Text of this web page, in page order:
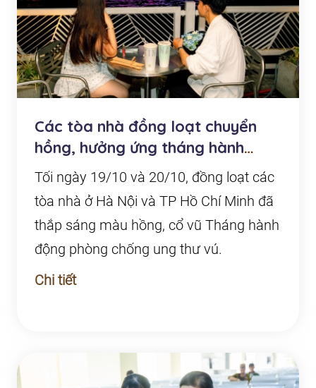
Các tòa nhà đồng loạt chuyển
hồng, hưởng ứng tháng hành
động phòng chống un...
Tối ngày 19/10 và 20/10, đồng loạt các
tòa nhà ở Hà Nội và TP Hồ Chí Minh đã
thắp sáng màu hồng, cổ vũ Tháng hành
động phòng chống ung thư vú.
Chi tiết